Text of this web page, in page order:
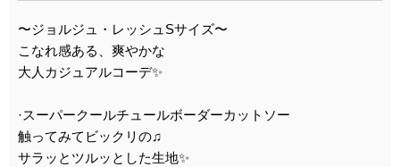
〜ジョルジュ・レッシュSサイズ〜
こなれ感ある、爽やかな
大人カジュアルコーデ✨
·スーパークールチュールボーダーカットソー
触ってみてビックリの♫
サラッとツルッとした生地✨